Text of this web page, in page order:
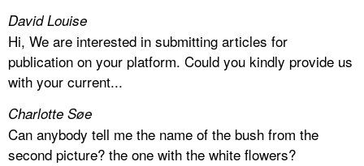
David Louise
Hi, We are interested in submitting articles for
publication on your platform. Could you kindly provide us
with your current...
Charlotte Søe
Can anybody tell me the name of the bush from the
second picture? the one with the white flowers?